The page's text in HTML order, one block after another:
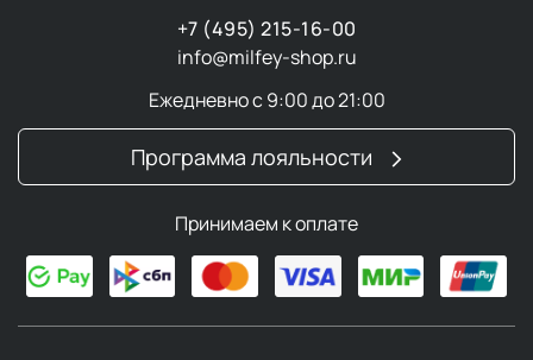
+7 (495) 215-16-00
info@milfey-shop.ru
Ежедневно с 9:00 до 21:00
Программа лояльности
Принимаем к оплате